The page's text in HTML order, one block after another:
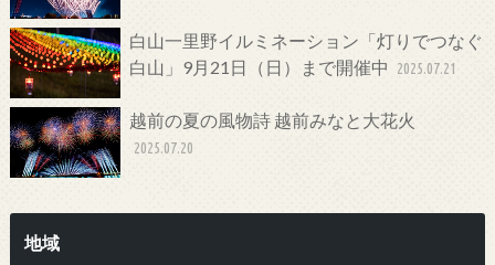
白山一里野イルミネーション「灯りでつなぐ
白山」9月21日（日）まで開催中
2025.07.21
越前の夏の風物詩 越前みなと大花火
2025.07.20
地域